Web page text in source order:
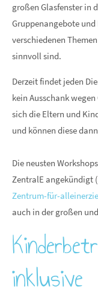
großen Glasfenster in
Gruppenangebote
verschiedenen
sinnvoll sind.
Derzeit findet jeden
kein Ausschank
sich die Eltern und
und können diese
Die neusten
ZentralE angekündigt (
Zentrum-für-
auch in der großen
inklusive